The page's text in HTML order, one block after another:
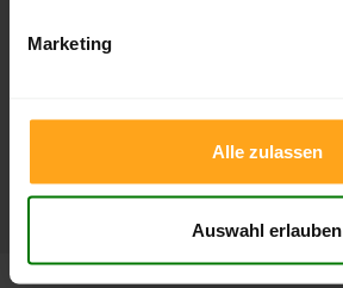
Marketing
Alle zulassen
Auswahl erlauben
3 Monate
1 Jahr 420,00 €